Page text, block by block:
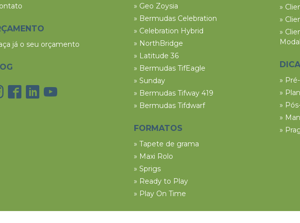
já o seu orçamento
» Geo Zoysia
» Bermudas Celebration
» Celebration Hybrid
» NorthBridge
» Latitude 36
» Bermudas TifEagle
» Sunday
» Bermudas Tifway 419
» Bermudas Tifdwarf
FORMATOS
» Tapete de grama
» Maxi Rolo
» Sprigs
» Ready to Play
» Play On Time
»
»
»
»
»
»
»
»